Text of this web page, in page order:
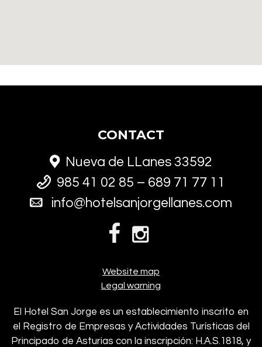
CONTACT
Nueva de LLanes 33592
985 41 02 85 – 689 71 77 11
info@hotelsanjorgellanes.com
Website map
Legal warning
El Hotel San Jorge es un establecimiento inscrito en
el Registro de Empresas y Actividades Turísticas del
Principado de Asturias con la inscripción: H.A.S.1818, y